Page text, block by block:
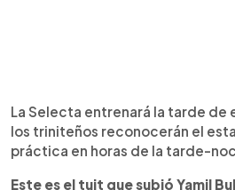
La Selecta entrenará la tarde de
los triniteños reconocerán el
práctica en horas de la tarde-
Este es el tuit que subió Yamil